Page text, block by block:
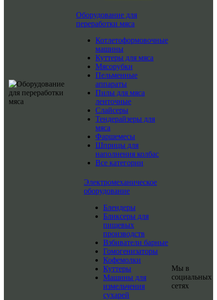
Оборудование для
переработки мяса
Котлетоформовочные
машины
Куттеры для мяса
Мясорубки
Пельменные
аппараты
Пилы для мяса
ленточные
Слайсеры
Тендерайзеры для
мяса
Фаршемесы
Шприцы для
наполнения колбас
Все категории
Электромеханическое
оборудование
Блендеры
Бликсеры для
пищевых
производств
Взбиватели барные
Гомогенизаторы
Кофемолки
Куттеры
Машины для
измельчения
сухарей
Мы в
социальных
сетях